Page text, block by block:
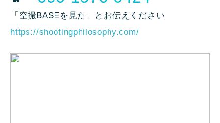
「空撮BASEを見た」とお伝えください
https://shootingphilosophy.com/